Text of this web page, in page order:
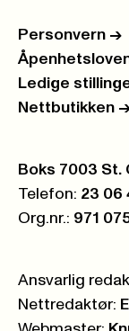
Personvern ->
Ledige
Nettbutikken -
Postboks:
Boks 7003 St.
Telefon: 23 06
Org.nr.: 971
Ansvarlig
Nettredaktør: